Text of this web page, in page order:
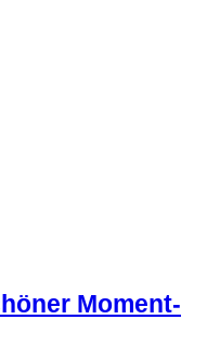
Moment-